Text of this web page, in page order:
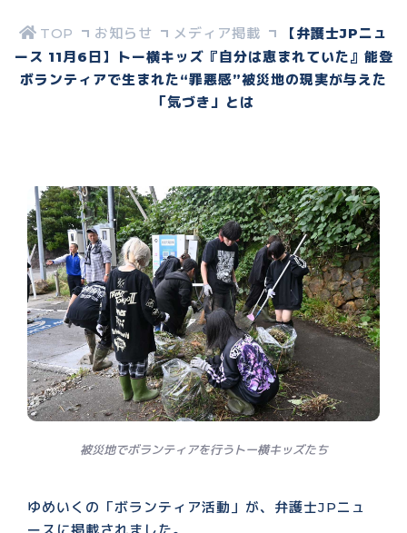
お知らせ メディア掲載
【弁護士JPニュ
ース 11月6日】トー横キッズ『自分は恵まれていた』能登
ボランティアで生まれた“罪悪感”被災地の現実が与えた
「気づき」とは
被災地でボランティアを行うトー横キッズたち
ゆめいくの「ボランティア活動」が、弁護士JPニュ
ースに掲載されました。